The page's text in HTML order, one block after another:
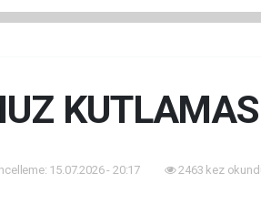
15.07.2026 - 20:17 2463 kez